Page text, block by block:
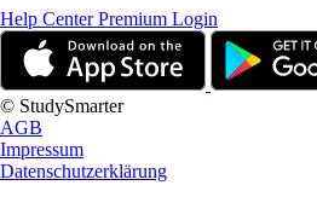
Help CenterPremium Login
© StudySmarter
AGB
Impressum
Datenschutzerklärung